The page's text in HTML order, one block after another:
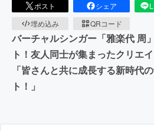
ポスト シェア
埋め込み
QRコード
バーチャルシンガー「雅楽代 周
ト！友人同士が集まったクリエ
「皆さんと共に成長する新時代
ト！」